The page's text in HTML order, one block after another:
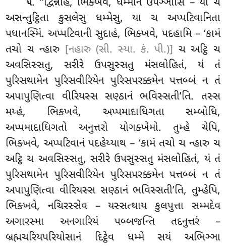
૫. ‘‘દ્વિન્નાહં, ભિક્ખવે, ધમ્માનં ઉપઞ્ઞાસિં – યા ચ
અસન્તુટ્ઠિતા કુસલેસુ ધમ્મેસુ, યા ચ અપ્પટિવાનિતા
પધાનસ્મિં. અપ્પટિવાની સુદાહં, ભિક્ખવે, પદહામિ – ‘કામં
તચો ચ ન્હારુ [નહારુ (સી. સ્યા. કં. પી.)] ચ અટ્ઠિ ચ
અવસિસ્સતુ, સરીરે ઉપસુસ્સતુ મંસલોહિતં, યં તં
પુરિસથામેન પુરિસવીરિયેન પુરિસપરક્કમેન પત્તબ્બં ન તં
અપાપુણિત્વા વીરિયસ્સ સણ્ઠાનં ભવિસ્સતી’તિ. તસ્સ
મય્હં, ભિક્ખવે, અપ્પમાદાધિગતા સમ્બોધિ,
અપ્પમાદાધિગતો અનુત્તરો યોગક્ખેમો. તુમ્હે ચેપિ,
ભિક્ખવે, અપ્પટિવાનં પદહેય્યાથ – ‘કામં તચો ચ ન્હારુ ચ
અટ્ઠિ ચ અવસિસ્સતુ, સરીરે ઉપસુસ્સતુ મંસલોહિતં, યં તં
પુરિસથામેન પુરિસવીરિયેન પુરિસપરક્કમેન પત્તબ્બં ન તં
અપાપુણિત્વા વીરિયસ્સ સણ્ઠાનં ભવિસ્સતી’તિ, તુમ્હેપિ,
ભિક્ખવે, નચિરસ્સેવ – યસ્સત્થાય કુલપુત્તા સમ્મદેવ
અગારસ્મા અનગારિયં પબ્બજન્તિ તદનુત્તરં –
બ્રહ્મચરિયપરિયોસાનં દિટ્ઠેવ ધમ્મે સયં અભિઞ્ઞા